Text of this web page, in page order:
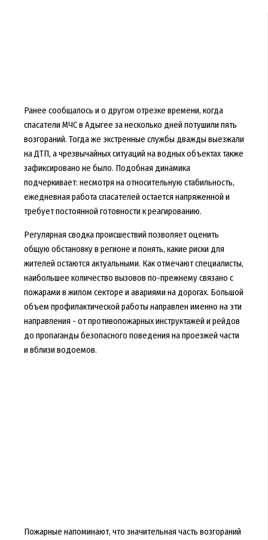
Ранее сообщалось и о другом отрезке времени, когда
спасатели МЧС в Адыгее за несколько дней потушили пять
возгораний. Тогда же экстренные службы дважды выезжали
на ДТП, а чрезвычайных ситуаций на водных объектах также
зафиксировано не было. Подобная динамика
подчеркивает: несмотря на относительную стабильность,
ежедневная работа спасателей остается напряженной и
требует постоянной готовности к реагированию.
Регулярная сводка происшествий позволяет оценить
общую обстановку в регионе и понять, какие риски для
жителей остаются актуальными. Как отмечают специалисты,
наибольшее количество вызовов по-прежнему связано с
пожарами в жилом секторе и авариями на дорогах. Большой
объем профилактической работы направлен именно на эти
направления - от противопожарных инструктажей и рейдов
до пропаганды безопасного поведения на проезжей части
и вблизи водоемов.
Пожарные напоминают, что значительная часть возгораний